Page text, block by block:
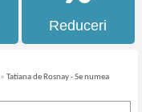
Reduceri
»Tatiana de Rosnay - Se numea